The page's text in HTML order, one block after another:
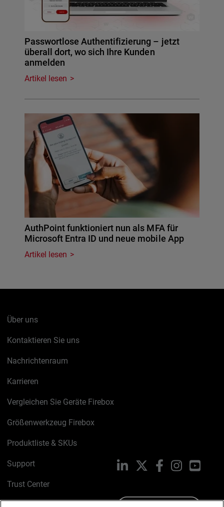
Passwortlose Authentifizierung – jetzt
überall dort, wo sich Ihre Kunden
anmelden
Artikel lesen
AuthPoint funktioniert nun als MFA für
Microsoft Entra ID und neue mobile App
Artikel lesen
Über uns
Kontaktieren Sie uns
Nachrichtenraum
Karrieren
Vergleichen Sie Geräte Firebox
Größenwerkzeug Firebox
Produktliste & SKUs
Support
Trust Center
LinkedIn FacebookInstagram